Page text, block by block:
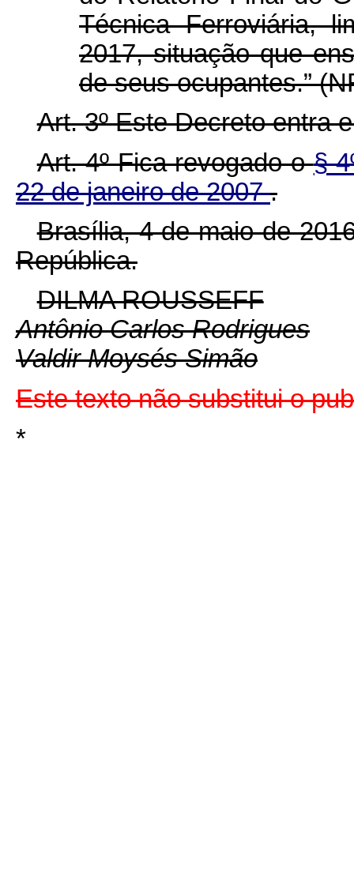
Técnica Ferroviária,
2017, situação que
de seus ocupantes.”
Art. 3º Este Decreto entra
Art. 4º Fica revogado o§
22 de janeiro de 2007.
Brasília, 4 de maio de
República.
DILMA ROUSSEFF
Antônio Carlos Rodrigues
Valdir Moysés Simão
Este texto não substitui o
*